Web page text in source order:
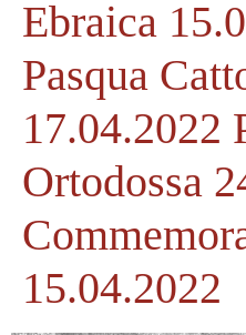
Ebraica
Pasqua
17.04.2022
Ortodossa
15.04.2022